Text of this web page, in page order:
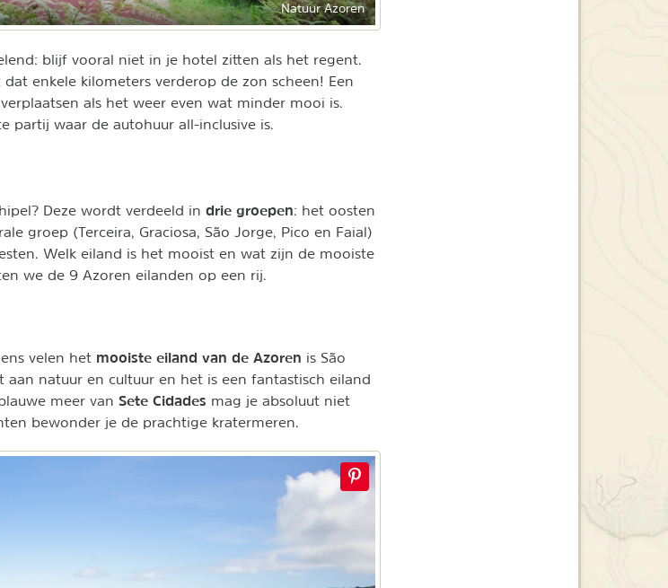
Natuur Azoren
blijf vooral niet in je hotel zitten als het regent.
enkele kilometers verderop de zon scheen! Een
als het weer even wat minder mooi is.
partij waar de autohuur all-inclusive is.
Deze wordt verdeeld in drie groepen: het oosten
groep (Terceira, Graciosa, São Jorge, Pico en Faial)
Welk eiland is het mooist en wat zijn de mooiste
we de 9 Azoren eilanden op een rij.
velen het mooiste eiland van de Azoren is São
aan natuur en cultuur en het is een fantastisch eiland
meer van Sete Cidades mag je absoluut niet
bewonder je de prachtige kratermeren.